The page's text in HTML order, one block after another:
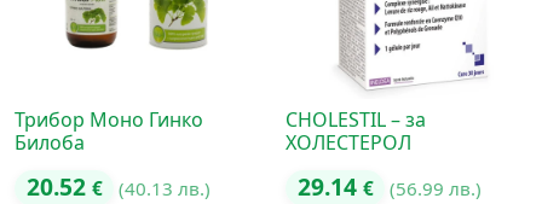
Трибор Моно Гинко
Билоба
20.52 € (40.13 лв.)
CHOLESTIL – за
ХОЛЕСТЕРОЛ
29.14 € (56.99 лв.)